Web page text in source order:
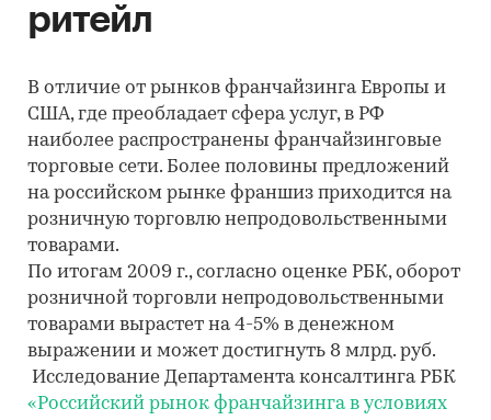
ритейл
В отличие от рынков франчайзинга Европы и
США, где преобладает сфера услуг, в РФ
наиболее распространены франчайзинговые
торговые сети. Более половины предложений
на российском рынке франшиз приходится на
розничную торговлю непродовольственными
товарами.
По итогам 2009 г., согласно оценке РБК, оборот
розничной торговли непродовольственными
товарами вырастет на 4-5% в денежном
выражении и может достигнуть 8 млрд. руб.
Исследование Департамента консалтинга РБК
«Российский рынок франчайзинга в условиях